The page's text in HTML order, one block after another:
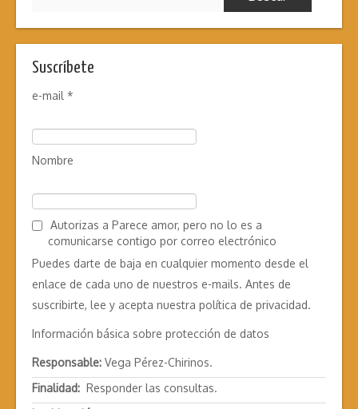
Suscríbete
e-mail *
Nombre
Autorizas a Parece amor, pero no lo es a
comunicarse contigo por correo electrónico
Puedes darte de baja en cualquier momento desde el
enlace de cada uno de nuestros e-mails. Antes de
suscribirte, lee y acepta nuestra política de privacidad.
Información básica sobre protección de datos
Responsable: Vega Pérez-Chirinos.
Finalidad: Responder las consultas.